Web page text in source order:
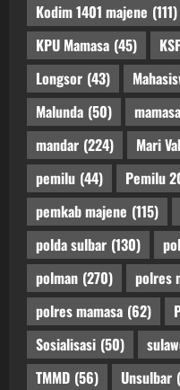
Kodim 1401 majene (111)
KPU Mamasa (45)
Longsor (43)
Malunda (50) mamasa
mandar (224) Mari
pemilu (44) Pemilu
pemkab majene (115)
polda sulbar (130)
polman (270) polres
polres mamasa (62)
Sosialisasi (50)
TMMD (56) Unsulbar